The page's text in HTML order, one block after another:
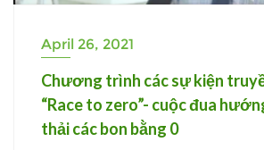
April 26, 2021
Chương trình các sự kiện
“Race to zero”- cuộc đua
thải các bon bằng 0